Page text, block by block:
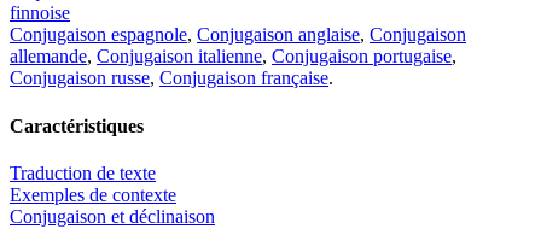
finnoise
Conjugaison espagnole, Conjugaison anglaise, Conjugaison
allemande, Conjugaison italienne, Conjugaison portugaise,
Conjugaison russe, Conjugaison française.
Caractéristiques
Traduction de texte
Exemples de contexte
Conjugaison et déclinaison